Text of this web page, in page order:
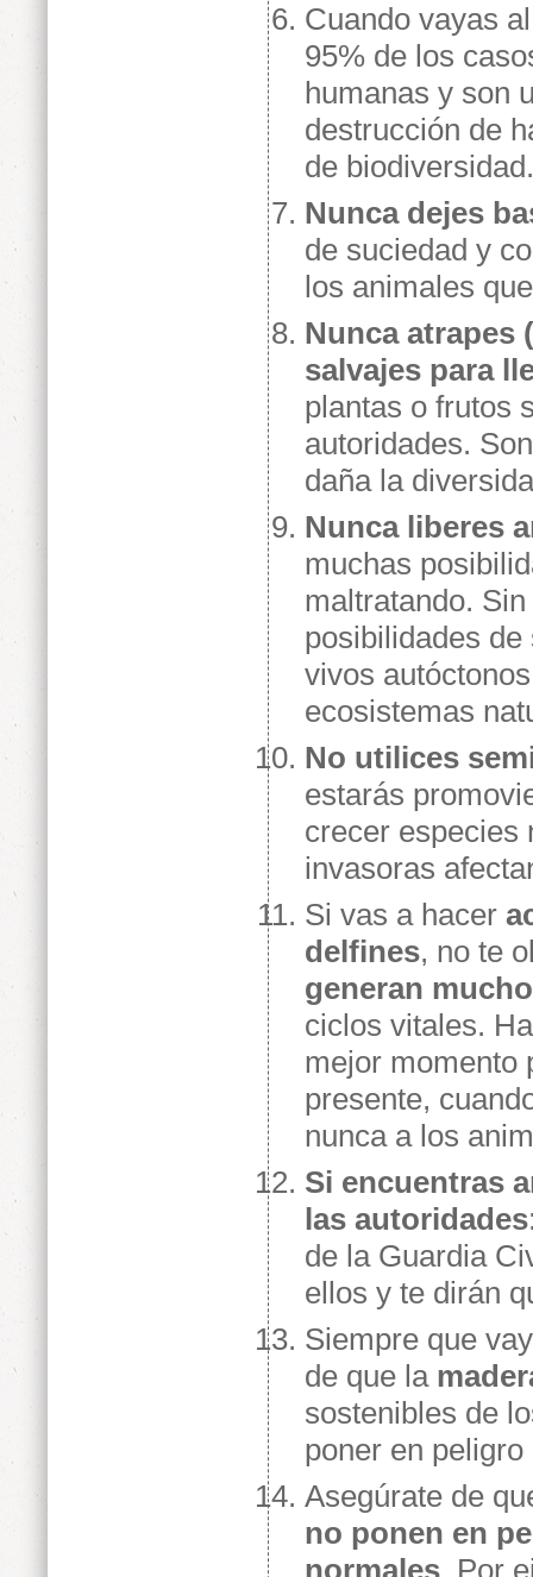
Cuando vayas
95% de los
humanas y son
destrucción de
de
Nunca dejes
de suciedad y
los animales
Nunca atrapes
salvajes para
plantas o frutos
autoridades.
daña la
Nunca liberes
muchas
maltratando.
posibilidades
vivos
ecosistemas
No utilices
estarás
crecer especies
invasoras
Si vas a hacer
delfines, no te
generan
ciclos vitales.
mejor momento
presente,
nunca a los
Si encuentras
las autoridades
de la Guardia
ellos y te dirán
Siempre que
de que la
sostenibles de
poner en
Asegúrate de
no ponen en
normales . Por